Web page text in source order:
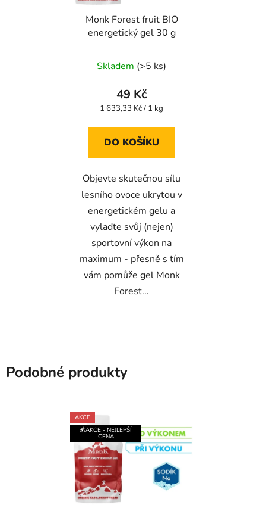
Monk Forest fruit BIO
energetický gel 30 g
Skladem (>5 ks)
49 Kč
Měrná
1 633,33 Kč / 1 kg
DO KOŠÍKU
Objevte skutečnou sílu
lesního ovoce ukrytou v
energetickém gelu a
vylaďte svůj (nejen)
sportovní výkon na
maximum - přesně s tím
vám pomůže gel Monk
Forest...
Podobné produkty
AKCE
💰AKCE - NEJLEPŠÍ
CENA